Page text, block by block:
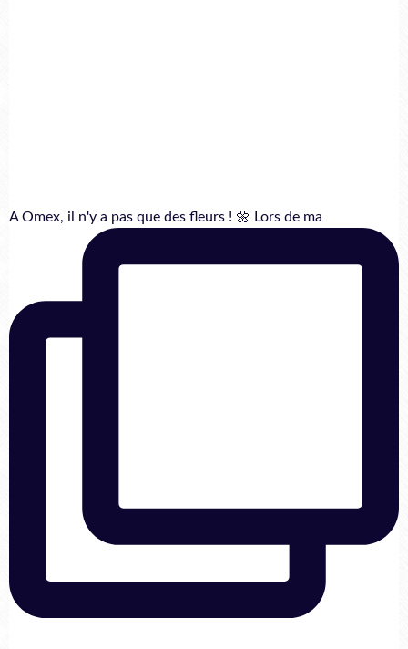
A Omex, il n'y a pas que des fleurs ! 🌼 Lors de ma